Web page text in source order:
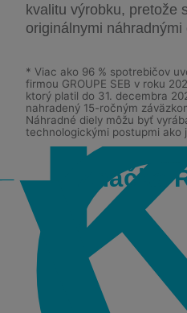
kvalitu výrobku, pretože
originálnymi náhradnými
* Viac ako 96 % spotrebičov
firmou GROUPE SEB v roku
ktorý platil do 31. decembra
nahradený 15-ročným
Náhradné diely môžu byť
technologickými postupmi ako
Značka